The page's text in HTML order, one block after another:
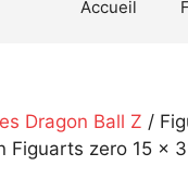
Accueil
Dragon Ball Z /
Figuarts zero 15 x